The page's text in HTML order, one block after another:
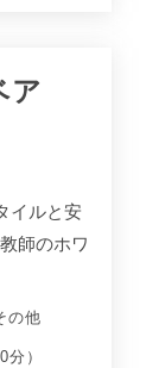
ア
イルと安
師のホワ
の他
）